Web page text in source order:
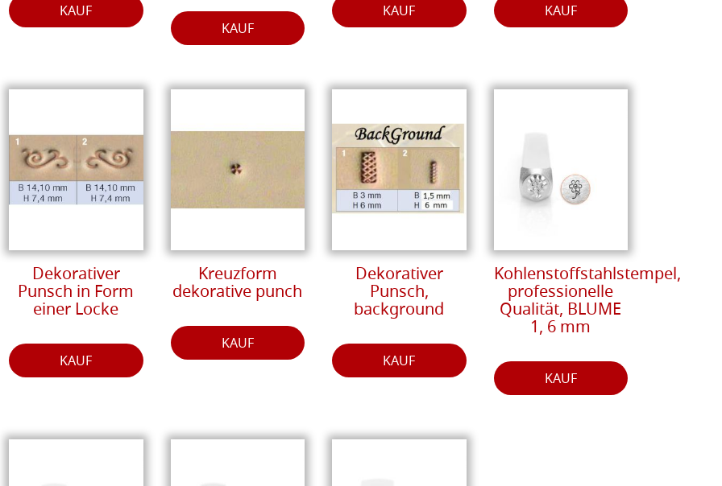
KAUF
KAUF
KAUF KAUF
Dekorativer
Punsch in Form
einer Locke
KAUF
Kreuzform
dekorative punch
KAUF
Dekorativer
Punsch,
background
KAUF
Kohlenstoffstahlstempel,
professionelle
Qualität, BLUME
1, 6 mm
KAUF